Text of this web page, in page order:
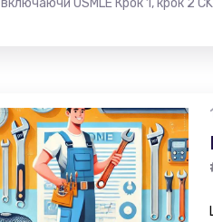
включаючи USMLE Крок 1, крок 2